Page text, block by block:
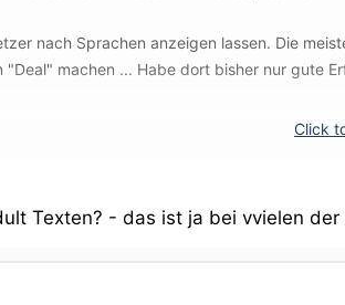
nach Sprachen anzeigen lassen. Die
machen ... Habe dort bisher nur gute
Click
Texten? - das ist ja bei vvielen der